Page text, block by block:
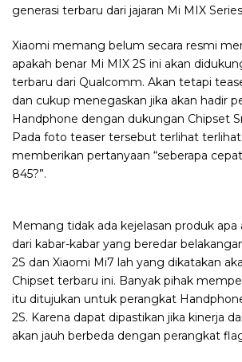
generasi terbaru dari jajaran Mi MIX
Xiaomi memang belum secara resmi
apakah benar Mi MIX 2S ini akan
terbaru dari Qualcomm. Akan tetapi
dan cukup menegaskan jika akan hadir
Handphone dengan dukungan Chipset
Pada foto teaser tersebut terlihat terlihat
memberikan pertanyaan “seberapa
845?”.
Memang tidak ada kejelasan produk apa
dari kabar-kabar yang beredar
2S dan Xiaomi Mi7 lah yang dikatakan
Chipset terbaru ini. Banyak pihak
itu ditujukan untuk perangkat
2S. Karena dapat dipastikan jika kinerja
akan jauh berbeda dengan perangkat